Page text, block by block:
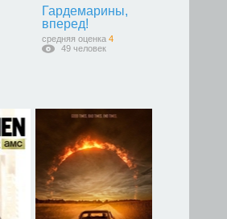
Гардемарины,
вперед!
средняя оценка 4
49 человек